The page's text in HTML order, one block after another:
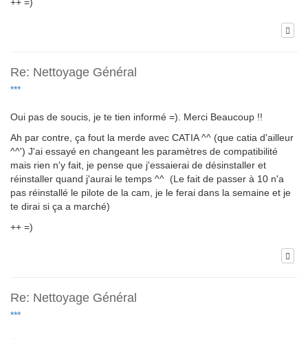
Re: Nettoyage Général
***
Oui pas de soucis, je te tien informé =). Merci Beaucoup !!
Ah par contre, ça fout la merde avec CATIA ^^ (que catia d'ailleur
^^') J'ai essayé en changeant les paramètres de compatibilité
mais rien n'y fait, je pense que j'essaierai de désinstaller et
réinstaller quand j'aurai le temps ^^ (Le fait de passer à 10 n'a
pas réinstallé le pilote de la cam, je le ferai dans la semaine et je
te dirai si ça a marché)
++ =)
Re: Nettoyage Général
***